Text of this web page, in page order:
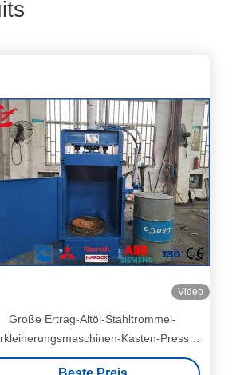
Video
Große Ertrag-Altöl-Stahltrommel-
Kasten-Presse-
Maschine 25 Tonnen-